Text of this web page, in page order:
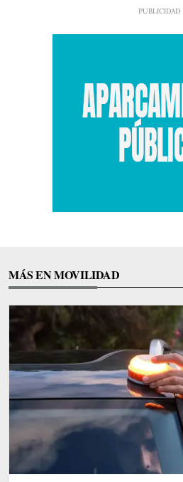
MÁS EN MOVILIDAD